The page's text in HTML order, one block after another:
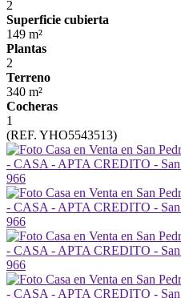
2
Superficie cubierta
149 m²
Plantas
2
Terreno
340 m²
Cocheras
1
(REF. YHO5543513)